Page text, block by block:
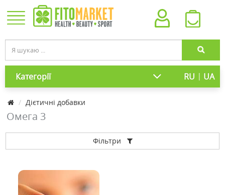
Категорії RU | UA
Дієтичні добавки
Омега 3
Фільтри